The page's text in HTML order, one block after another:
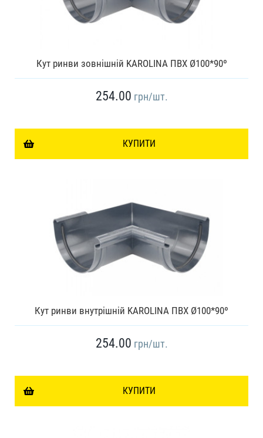
Кут ринви зовнішній KAROLINA ПВХ Ø100*90º
254.00 грн/шт.
КУПИТИ
Кут ринви внутрішній KAROLINA ПВХ Ø100*90º
254.00 грн/шт.
КУПИТИ